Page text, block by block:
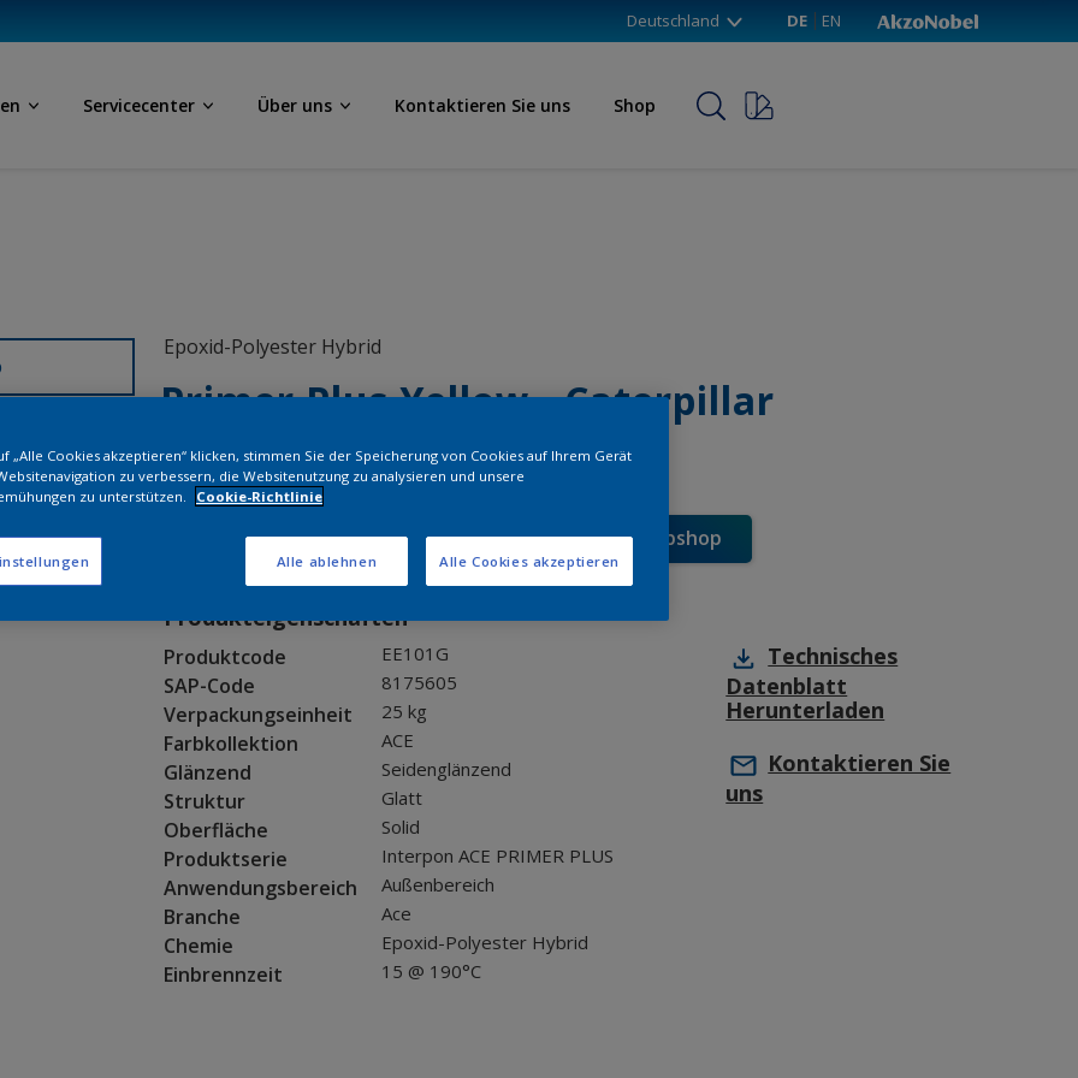
Deutschland DE EN
Servicecenter Über uns Kontaktieren Sie uns Shop
Epoxid-Polyester Hybrid
Primer Plus Yellow - Caterpillar
EE101G
Muster bestellen Bestellen Sie direkt im Webshop
Produkteigenschaften
Produktcode EE101G
SAP-Code 8175605
Verpackungseinheit 25 kg
Farbkollektion ACE
Glänzend Seidenglänzend
Struktur Glatt
Oberfläche Solid
Produktserie Interpon ACE PRIMER PLUS
Anwendungsbereich Außenbereich
Branche Ace
Chemie Epoxid-Polyester Hybrid
Einbrennzeit 15 @ 190°C
Technisches
Datenblatt
Herunterladen
Kontaktieren Sie
uns
„Alle Cookies akzeptieren“ klicken, stimmen Sie der Speicherung von Cookies auf Ihrem Gerät
zu verbessern, die Websitenutzung zu analysieren und unsere
zu unterstützen.
Cookie-Richtlinie
Alle ablehnen Alle Cookies akzeptieren